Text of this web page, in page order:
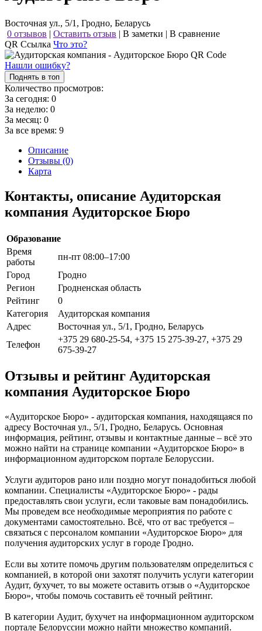
Восточная ул., 5/1, Гродно, Беларусь
0 отзывов | Оставить отзыв | В заметки | В сравнение
QR Ссылка Что это?
Нашли ошибку?
Поднять в топ
Количество просмотров:
За сегодня: 0
За неделю: 0
За месяц: 0
За все время: 9
Описание
Отзывы (0)
Карта
Контакты, описание Аудиторская
компания Аудиторское Бюро
Образование
Время
работы
пн-пт 08:00–17:00
Город
Гродно
Регион
Гродненская область
Рейтинг
0
Категория
Аудиторская компания
Адрес
Восточная ул., 5/1, Гродно, Беларусь
Телефон
+375 29 680-25-54, +375 15 275-39-27, +375 29
675-39-27
Отзывы и рейтинг Аудиторская
компания Аудиторское Бюро
«Аудиторское Бюро» - аудиторская компания, находящаяся по
адресу Восточная ул., 5/1, Гродно, Беларусь. Основная
информация, рейтинг, отзывы и контактные данные – всё это
можно найти на странице компании «Аудиторское Бюро» в
информационном аудиторском портале Белоруссии.
Услуги аудиторов рано или поздно могут понадобиться любой
компании. Специалисты «Аудиторское Бюро» - рады
предоставлять свои услуги, если таковые вам понадобились.
Мы проведем все необходимые мероприятия по работе с
документами самостоятельно. Всё, что от вас требуется –
связаться с персоналом компании «Аудиторское Бюро» для
получения аудиторских услуг в городе Гродно.
Если вы хотите помочь другим пользователям определиться с
компанией, в которой они захотят получить услуги категории
Аудит, бухучет, то вы можете оставить отзыв о «Аудиторское
Бюро», чтобы помочь составить её точный рейтинг.
В категории Аудит, бухучет на информационном аудиторском
портале Белоруссии можно найти множество компаний.